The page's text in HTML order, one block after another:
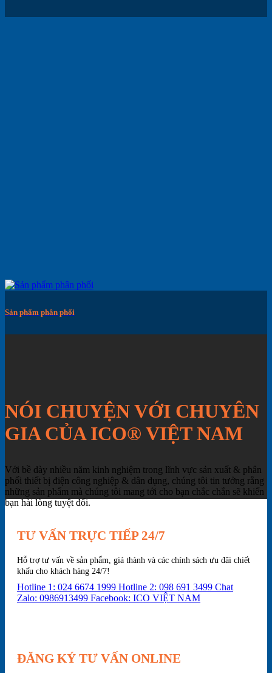
Sản phẩm phân phối
NÓI CHUYỆN VỚI CHUYÊN
GIA CỦA ICO® VIỆT NAM
Với bề dày nhiều năm kinh nghiệm trong lĩnh vực sản xuất & phân
phối thiết bị điện công nghiệp & dân dụng, chúng tôi tin tưởng rằng
những sản phẩm mà chúng tôi mang tới cho bạn chắc chắn sẽ khiến
bạn hài lòng tuyệt đối.
TƯ VẤN TRỰC TIẾP 24/7
Hỗ trợ tư vấn về sản phẩm, giá thành và các chính sách ưu đãi chiết
khấu cho khách hàng 24/7!
Hotline 1: 024 6674 1999 Hotline 2: 098 691 3499 Chat
Zalo: 0986913499 Facebook: ICO VIỆT NAM
ĐĂNG KÝ TƯ VẤN ONLINE